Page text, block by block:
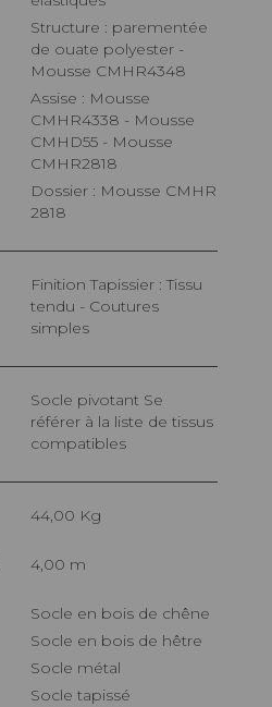
Structure : parementée
de ouate polyester -
Mousse CMHR4348
Assise : Mousse
CMHR4338 - Mousse
CMHD55 - Mousse
CMHR2818
Dossier : Mousse CMHR
2818
Finition Tapissier : Tissu
tendu - Coutures
simples
Socle pivotant Se
référer à la liste de tissus
compatibles
44,00 Kg
4,00 m
Socle en bois de chêne
Socle en bois de hêtre
Socle métal
Socle tapissé